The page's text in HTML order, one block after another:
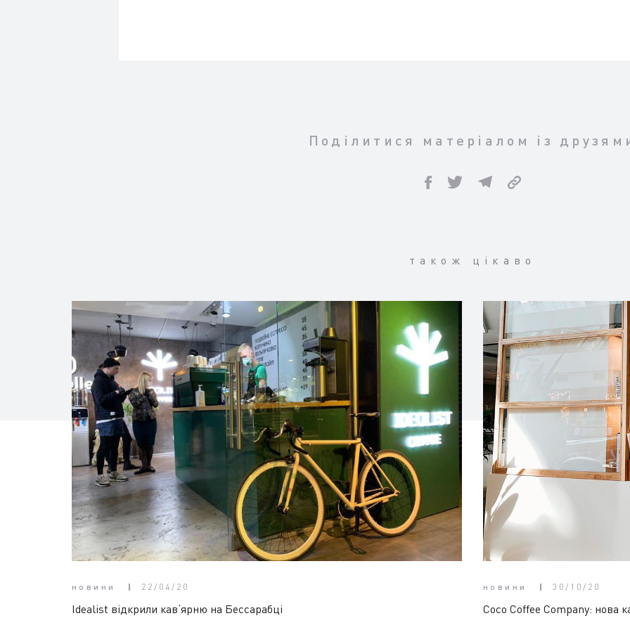
Поділитися матеріалом із
також цікаво
новини 22/04/20
Idealist відкрили кав‘ярню на Бессарабці
новини 30/10/20
Coco Coffee Company: нова